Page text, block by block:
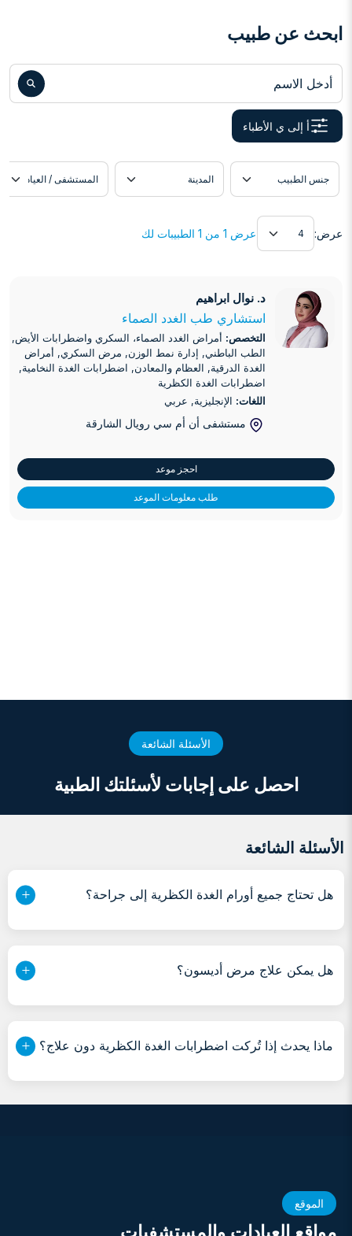
ابحث عن طبيب
أدخل الاسم
أ إلى ي الأطباء
عرض:
عرض
عرض 1 من 1 الطبيبات لك
د. نوال ابراهيم
د. نوال ابراهيم
استشاري طب الغدد الصماء
التخصص: أمراض الغدد الصماء، السكري واضطرابات الأيض,
الطب الباطني, إدارة نمط الوزن, مرض السكري, أمراض
الغدة الدرقية, العظام والمعادن, اضطرابات الغدة النخامية,
اضطرابات الغدة الكظرية
اللغات: الإنجليزية, عربي
مستشفى أن أم سي رويال الشارقة
احجز موعد
طلب معلومات الموعد
الأسئلة الشائعة
احصل على إجابات لأسئلتك الطبية
الأسئلة الشائعة
هل تحتاج جميع أورام الغدة الكظرية إلى جراحة؟
هل يمكن علاج مرض أديسون؟
ماذا يحدث إذا تُركت اضطرابات الغدة الكظرية دون علاج؟
الموقع